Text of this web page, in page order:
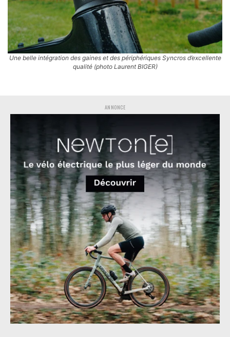
Une belle intégration des gaines et des périphériques Syncros d’excellente
qualité (photo Laurent BIGER)
ANNONCE